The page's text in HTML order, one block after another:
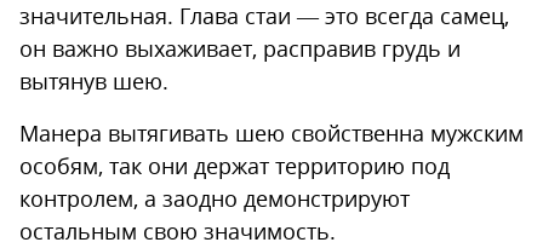
значительная. Глава стаи — это всегда самец,
он важно выхаживает, расправив грудь и
вытянув шею.
Манера вытягивать шею свойственна мужским
особям, так они держат территорию под
контролем, а заодно демонстрируют
остальным свою значимость.